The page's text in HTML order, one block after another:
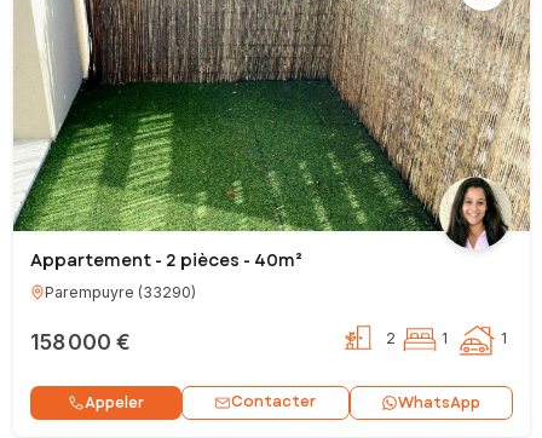
Appartement - 2 pièces - 40m²
Parempuyre (33290)
158 000 € 2 1 1
Appeler Contacter WhatsApp